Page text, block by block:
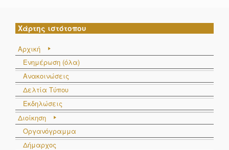
Χάρτης ιστότοπου
Αρχική
Ενημέρωση (όλα)
Ανακοινώσεις
Δελτία Τύπου
Εκδηλώσεις
Διοίκηση
Οργανόγραμμα
Δήμαρχος